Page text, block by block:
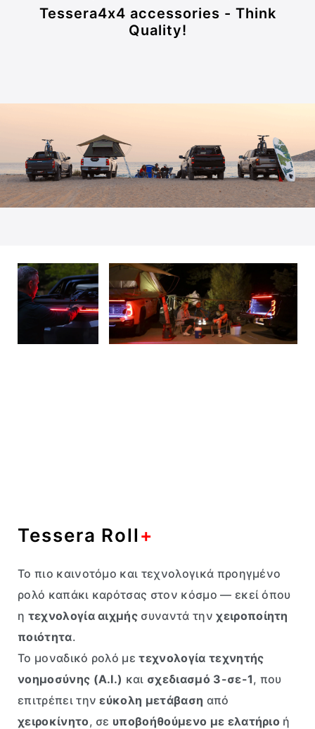
Tessera4x4 accessories - Think
Quality!
Tessera Roll+
Το πιο καινοτόμο και τεχνολογικά προηγμένο
ρολό καπάκι καρότσας στον κόσμο — εκεί όπου
η τεχνολογία αιχμής συναντά τηνχειροποίητη
ποιότητα.
Το μοναδικό ρολό μετεχνολογία τεχνητής
νοημοσύνης (A.I.) και σχεδιασμό 3-σε-1, που
επιτρέπει τηνεύκολη μετάβαση από
χειροκίνητο, σε υποβοήθούμενο με ελατήριο ή